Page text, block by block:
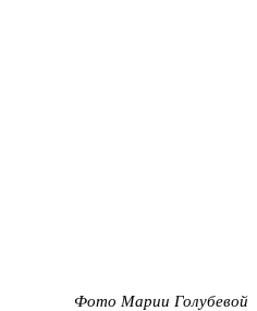
Фото Марии Голубевой